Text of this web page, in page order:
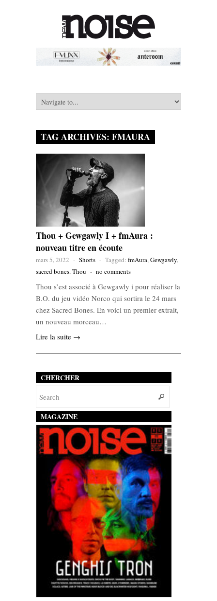
TAG ARCHIVES: FMAURA
Thou + Gewgawly I + fmAura :
nouveau titre en écoute
mars 5, 2022 - Shorts - Tagged: fmAura,Gewgawly,
sacred bones,Thou - no comments
Thou s’est associé à Gewgawly i pour réaliser la
B.O. du jeu vidéo Norco qui sortira le 24 mars
chez Sacred Bones. En voici un premier extrait,
un nouveau morceau…
Lire la suite →
CHERCHER
MAGAZINE